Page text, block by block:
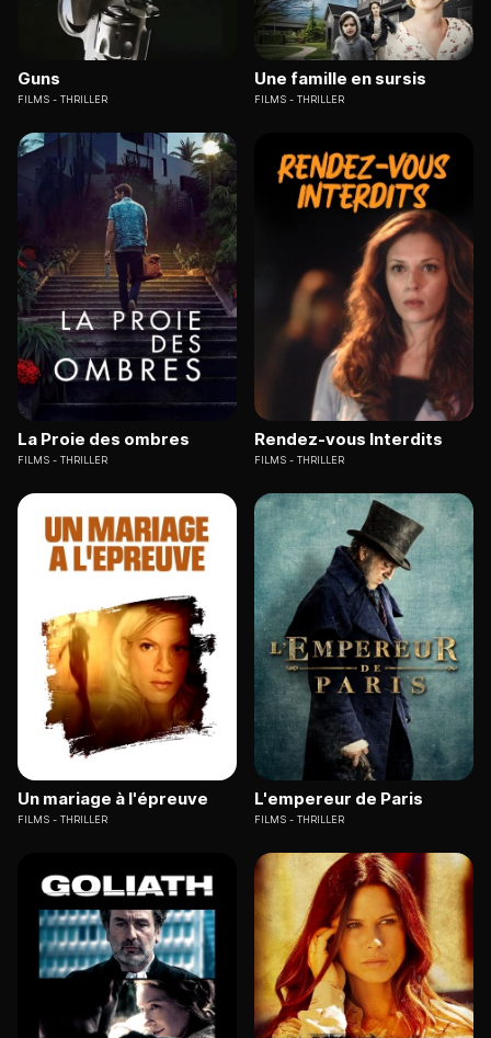
Guns
FILMS THRILLER
Une famille en sursis
FILMS THRILLER
La Proie des ombres
FILMS THRILLER
Rendez-vous Interdits
FILMS THRILLER
Un mariage à l'épreuve
FILMS THRILLER
L'empereur de Paris
FILMS THRILLER